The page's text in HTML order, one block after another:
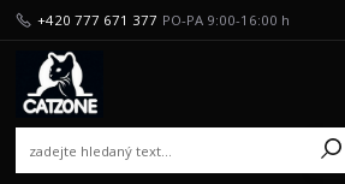
+420 777 671 377 PO-PA 9:00-16:00 h